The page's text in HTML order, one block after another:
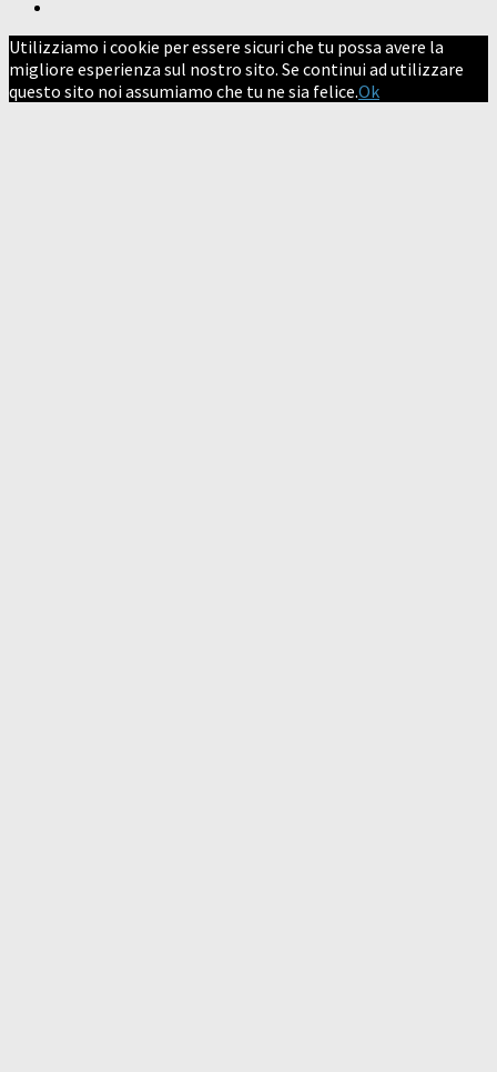
Utilizziamo i cookie per essere sicuri che tu possa avere la
migliore esperienza sul nostro sito. Se continui ad utilizzare
questo sito noi assumiamo che tu ne sia felice.Ok